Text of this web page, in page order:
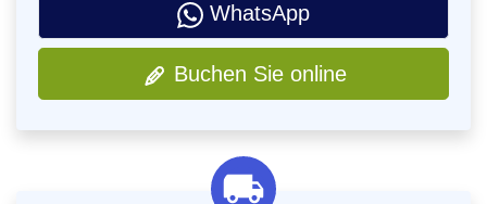
WhatsApp
Buchen Sie online